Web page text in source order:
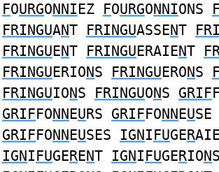
FOURGONNIEZ FOURGONNIONS
FRINGUANT FRINGUASSENT
FRINGUENT FRINGUERAIENT
FRINGUERIONS FRINGUERONS
FRINGUIONS FRINGUONS GRIF
GRIFFONNEURS GRIFFONNEUSE
GRIFFONNEUSES IGNIFUGERAIE
IGNIFUGERENT IGNIFUGERIONS